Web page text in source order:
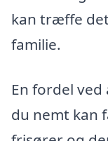
kan træffe
familie.
En fordel
du nemt kan